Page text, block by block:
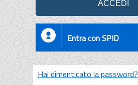
Entra con SPID
Hai dimenticato la password?